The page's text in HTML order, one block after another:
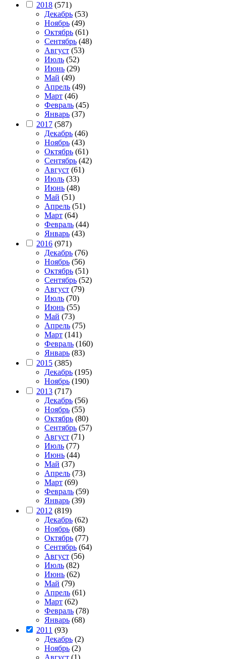
2018 (571)
Декабрь (53)
Ноябрь (49)
Октябрь (61)
Сентябрь (48)
Август (53)
Июль (52)
Июнь (29)
Май (49)
Апрель (49)
Март (46)
Февраль (45)
Январь (37)
2017 (587)
Декабрь (46)
Ноябрь (43)
Октябрь (61)
Сентябрь (42)
Август (61)
Июль (33)
Июнь (48)
Май (51)
Апрель (51)
Март (64)
Февраль (44)
Январь (43)
2016 (971)
Декабрь (76)
Ноябрь (56)
Октябрь (51)
Сентябрь (52)
Август (79)
Июль (70)
Июнь (55)
Май (73)
Апрель (75)
Март (141)
Февраль (160)
Январь (83)
2015 (385)
Декабрь (195)
Ноябрь (190)
2013 (717)
Декабрь (56)
Ноябрь (55)
Октябрь (80)
Сентябрь (57)
Август (71)
Июль (77)
Июнь (44)
Май (37)
Апрель (73)
Март (69)
Февраль (59)
Январь (39)
2012 (819)
Декабрь (62)
Ноябрь (68)
Октябрь (77)
Сентябрь (64)
Август (56)
Июль (82)
Июнь (62)
Май (79)
Апрель (61)
Март (62)
Февраль (78)
Январь (68)
2011 (93)
Декабрь (2)
Ноябрь (2)
Август (1)